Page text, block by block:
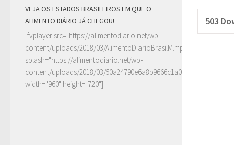
503
VEJA OS ESTADOS BRASILEIROS EM QUE O
ALIMENTO DIÁRIO JÁ CHEGOU!
[fvplayer src="https://alimentodiario.net/wp-
content/uploads/2018/03/AlimentoDiarioBrasilM.mp4"
splash="https://alimentodiario.net/wp-
content/uploads/2018/03/
width="960" height="720"]